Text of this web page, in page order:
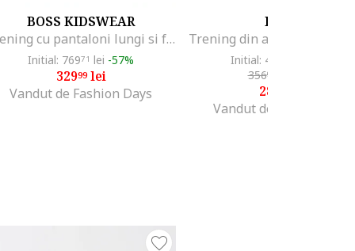
BOSS KIDSWEAR
Trening cu pantaloni lungi si fermoar, Gri melange
Initial: 76971 lei -57%
32999lei
Vandut de Fashion Days
PUMA
Initial: 458
35699
282
Vandut de TrainerSport